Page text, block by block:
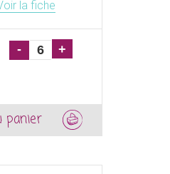
la fiche
- +
panier